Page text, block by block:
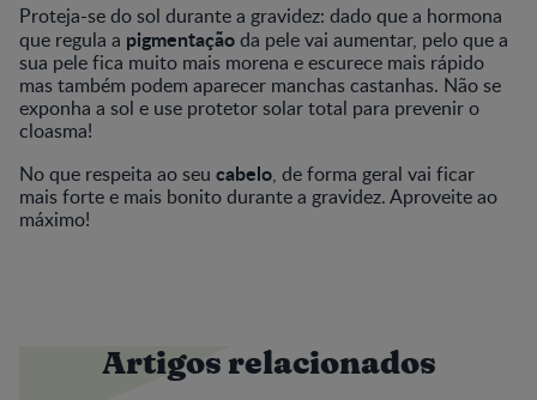
Proteja-se do sol durante a gravidez: dado que a hormona
que regula a pigmentaçãoda pele vai aumentar, pelo que a
sua pele fica muito mais morena e escurece mais rápido
mas também podem aparecer manchas castanhas. Não se
exponha a sol e use protetor solar total para prevenir o
cloasma!
No que respeita ao seu cabelo, de forma geral vai ficar
mais forte e mais bonito durante a gravidez. Aproveite ao
máximo!
Artigos relacionados